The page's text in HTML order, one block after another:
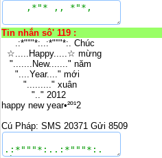
Tin nhắn sô' 119 :
.:*"""*:..:*"""*:. Chúc
☆.....Happy.....☆ mừng
".......New......." năm
"....Year...." mới
"........." xuân
".." 2012
happy new year•²º¹2
Cú Pháp: SMS 20371 Gửi 8509